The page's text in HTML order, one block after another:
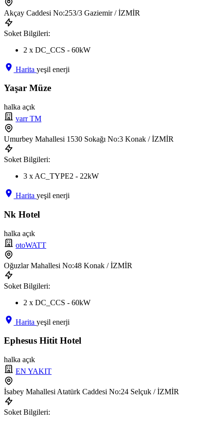
Akçay Caddesi No:253/3 Gaziemir / İZMİR
Soket Bilgileri:
2 x DC_CCS - 60kW
Harita yeşil enerji
Yaşar Müze
halka açık
varr TM
Umurbey Mahallesi 1530 Sokağı No:3 Konak / İZMİR
Soket Bilgileri:
3 x AC_TYPE2 - 22kW
Harita yeşil enerji
Nk Hotel
halka açık
otoWATT
Oğuzlar Mahallesi No:48 Konak / İZMİR
Soket Bilgileri:
2 x DC_CCS - 60kW
Harita yeşil enerji
Ephesus Hitit Hotel
halka açık
EN YAKIT
İsabey Mahallesi Atatürk Caddesi No:24 Selçuk / İZMİR
Soket Bilgileri: